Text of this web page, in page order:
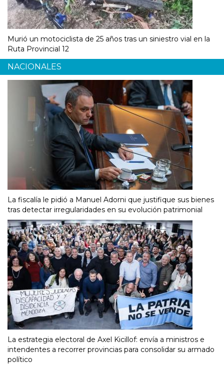
Murió un motociclista de 25 años tras un siniestro vial en la
Ruta Provincial 12
NACIONALES
La fiscalía le pidió a Manuel Adorni que justifique sus bienes
tras detectar irregularidades en su evolución patrimonial
La estrategia electoral de Axel Kicillof: envía a ministros e
intendentes a recorrer provincias para consolidar su armado
político